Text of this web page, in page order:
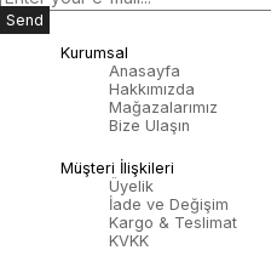
Send
Kurumsal
Anasayfa
Hakkımızda
Mağazalarımız
Bize Ulaşın
Müşteri İlişkileri
Üyelik
İade ve Değişim
Kargo & Teslimat
KVKK